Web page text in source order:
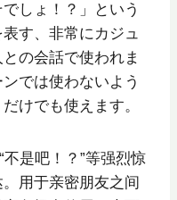
しょ！？」という
す、非常にカジュ
の会話で使われま
では使わないよう
けでも使えます。
不是吧！？”等强烈惊
用于亲密朋友之间